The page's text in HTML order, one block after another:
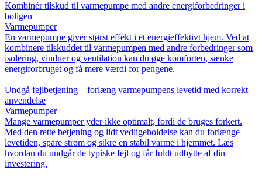
Kombinér tilskud til varmepumpe med andre energiforbedringer i
boligen
Varmepumper
En varmepumpe giver størst effekt i et energieffektivt hjem. Ved at
kombinere tilskuddet til varmepumpen med andre forbedringer som
isolering, vinduer og ventilation kan du øge komforten, sænke
energiforbruget og få mere værdi for pengene.
Undgå fejlbetjening – forlæng varmepumpens levetid med korrekt
anvendelse
Varmepumper
Mange varmepumper yder ikke optimalt, fordi de bruges forkert.
Med den rette betjening og lidt vedligeholdelse kan du forlænge
levetiden, spare strøm og sikre en stabil varme i hjemmet. Læs
hvordan du undgår de typiske fejl og får fuldt udbytte af din
investering.